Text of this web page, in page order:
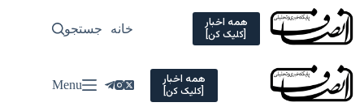
Skip
content
همه اخبار
[کلیک کن] خانه سیاسی
جستجو
همه اخبار
[کلیک کن] Menu